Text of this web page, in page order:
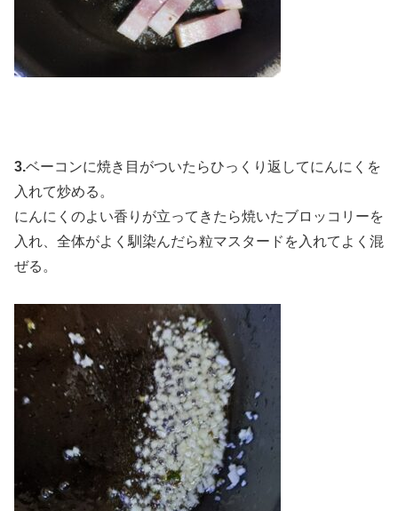
3.ベーコンに焼き目がついたらひっくり返してにんにくを
入れて炒める。
にんにくのよい香りが立ってきたら焼いたブロッコリーを
入れ、全体がよく馴染んだら粒マスタードを入れてよく混
ぜる。